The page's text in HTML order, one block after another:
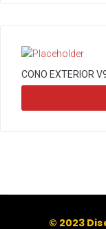
CONO EXTERIOR
© 2023